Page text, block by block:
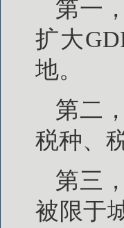
第一
扩大
地。
第二
税种、
第三
被限于